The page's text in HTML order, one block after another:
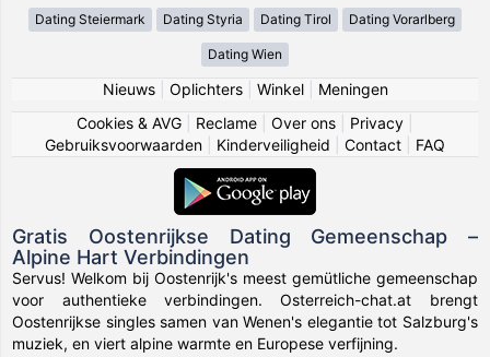
Dating Steiermark Dating Styria Dating Tirol Dating Vorarlberg
Dating Wien
Nieuws| Oplichters| Winkel| Meningen
Cookies & AVG
Reclame Over ons Privacy
Gebruiksvoorwaarden
Kinderveiligheid Contact FAQ
Gratis Oostenrijkse Dating Gemeenschap –
Alpine Hart Verbindingen
Servus! Welkom bij Oostenrijk's meest gemütliche gemeenschap
voor authentieke verbindingen. Osterreich-chat.at brengt
Oostenrijkse singles samen van Wenen's elegantie tot Salzburg's
muziek, en viert alpine warmte en Europese verfijning.